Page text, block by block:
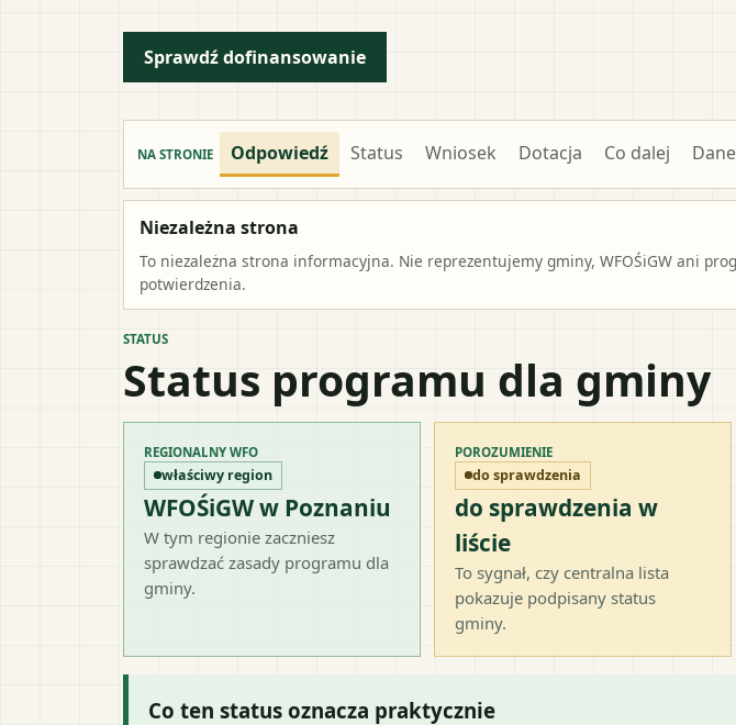
Sprawdź dofinansowanie
NA STRONIE Odpowiedź Status Wniosek Dotacja Co dalej Dane
Niezależna strona
To niezależna strona informacyjna. Nie reprezentujemy gminy, WFOŚiGW ani
potwierdzenia.
STATUS
Status programu dla gminy
REGIONALNY WFO
właściwy region
WFOŚiGW w Poznaniu
W tym regionie zaczniesz
sprawdzać zasady programu dla
gminy.
POROZUMIENIE
do sprawdzenia
do sprawdzenia w
liście
To sygnał, czy centralna lista
pokazuje podpisany status
gminy.
Co ten status oznacza praktycznie